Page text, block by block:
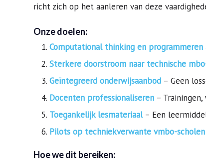
richt zich op het aanleren van deze
Onze doelen:
Computational thinking en programmeren
Sterkere doorstroom naar technische
Geïntegreerd onderwijsaanbod – Geen
Docenten professionaliseren –
Toegankelijk lesmateriaal– Een
Pilots op techniekverwante vmbo-scholen
Hoe we dit bereiken: